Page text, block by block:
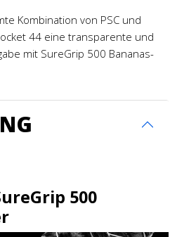
Kombination von PSC und
44 eine transparente und
mit SureGrip 500 Bananas-
500